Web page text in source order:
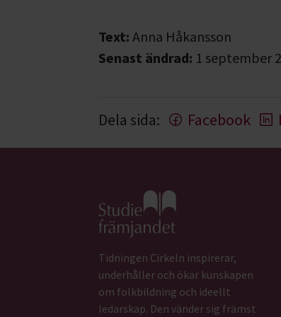
Text: Anna Håkansson
Senast ändrad: 1 september
Dela sida: Facebook
Gå till studiefrämjandets startsida
Tidningen Cirkeln inspirerar,
underhåller och ökar kunskapen
om folkbildning och ideellt
ledarskap. Den vänder sig främst